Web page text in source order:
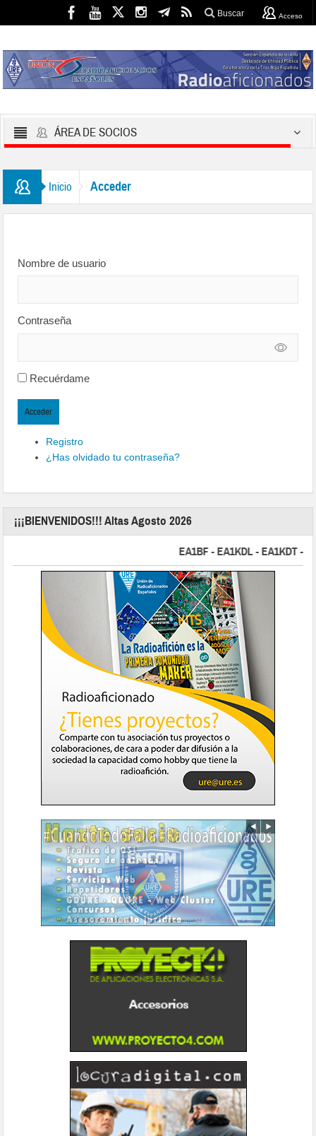
Buscar Acceso
ÁREA DE SOCIOS
Inicio Acceder
Nombre de usuario
Contraseña
Recuérdame
Acceder
Registro
¿Has olvidado tu contraseña?
¡¡¡BIENVENIDOS!!! Altas Agosto 2026
EA1BF - EA1KDL - EA1KDT -